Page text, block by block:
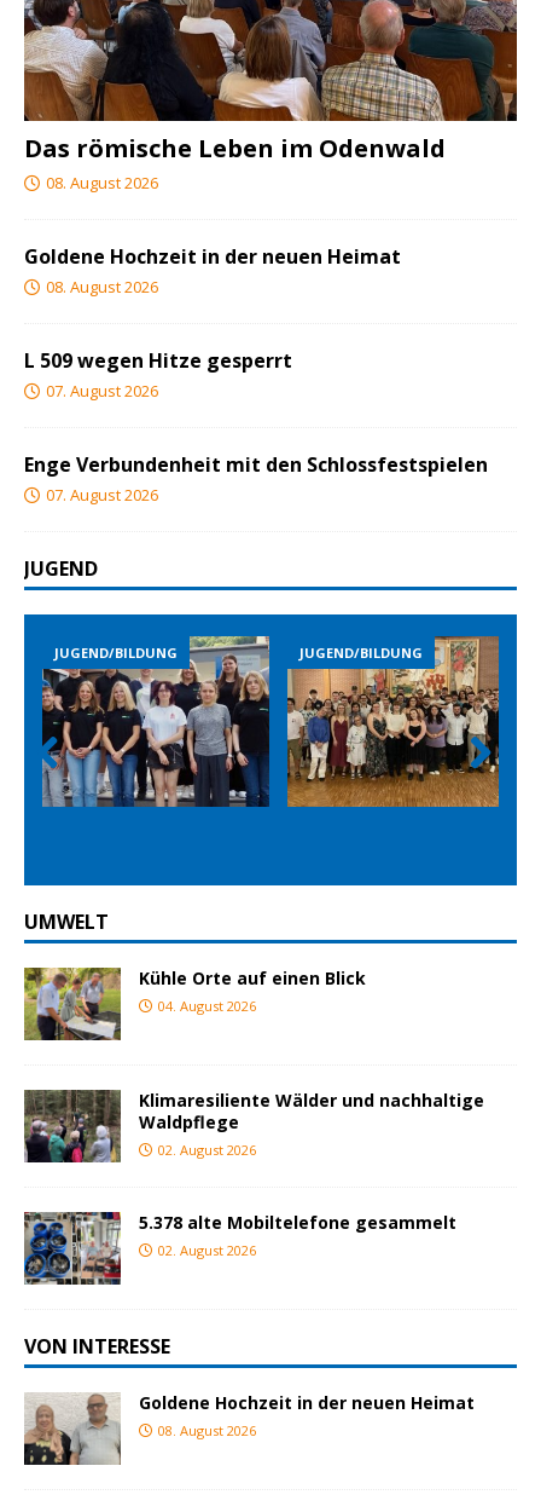
Das römische Leben im Odenwald
08. August 2026
Goldene Hochzeit in der neuen Heimat
08. August 2026
L 509 wegen Hitze gesperrt
07. August 2026
Enge Verbundenheit mit den Schlossfestspielen
07. August 2026
JUGEND
JUGEND/BILDUNG JUGEND/BILDUNG
Prev
ious
Nex
t
UMWELT
Kühle Orte auf einen Blick
04. August 2026
Klimaresiliente Wälder und nachhaltige
Waldpflege
02. August 2026
5.378 alte Mobiltelefone gesammelt
02. August 2026
VON INTERESSE
Goldene Hochzeit in der neuen Heimat
08. August 2026